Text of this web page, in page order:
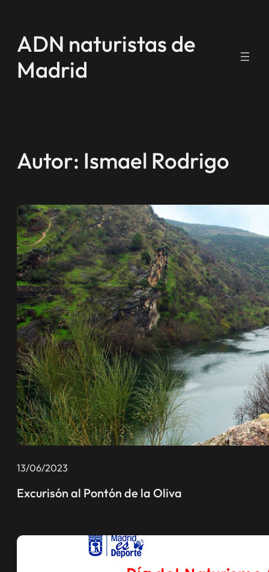
contenido
ADN naturistas de
Madrid
Autor: Ismael Rodrigo
13/06/2023
Excurisón al Pontón de la Oliva